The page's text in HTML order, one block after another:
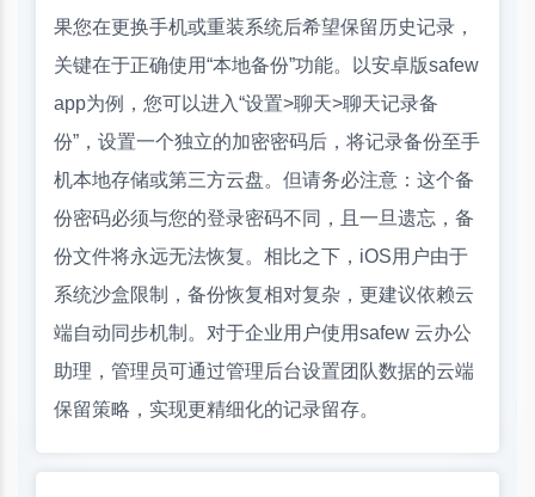
果您在更换手机或重装系统后希望保留历史记录，
关键在于正确使用“本地备份”功能。以安卓版safew
app为例，您可以进入“设置>聊天>聊天记录备
份”，设置一个独立的加密密码后，将记录备份至手
机本地存储或第三方云盘。但请务必注意：这个备
份密码必须与您的登录密码不同，且一旦遗忘，备
份文件将永远无法恢复。相比之下，iOS用户由于
系统沙盒限制，备份恢复相对复杂，更建议依赖云
端自动同步机制。对于企业用户使用safew 云办公
助理，管理员可通过管理后台设置团队数据的云端
保留策略，实现更精细化的记录留存。